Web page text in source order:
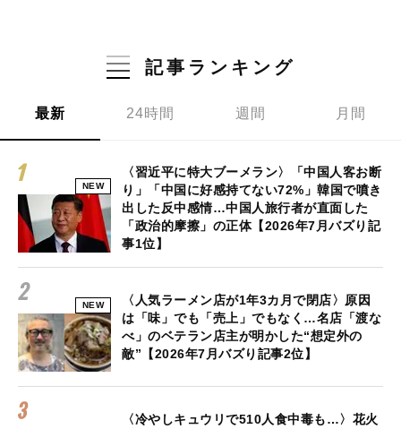
記事ランキング
最新 24時間 週間 月間
NEW
〈習近平に特大ブーメラン〉「中国人客お断
り」「中国に好感持てない72%」韓国で噴き
出した反中感情…中国人旅行者が直面した
「政治的摩擦」の正体【2026年7月バズり記
事1位】
NEW
〈人気ラーメン店が1年3カ月で閉店〉原因
は「味」でも「売上」でもなく…名店「渡な
べ」のベテラン店主が明かした“想定外の
敵”【2026年7月バズり記事2位】
〈冷やしキュウリで510人食中毒も…〉花火